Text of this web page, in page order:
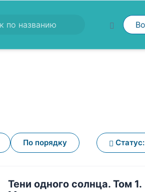
По порядку Статус:
Тени одного солнца. Том 1.